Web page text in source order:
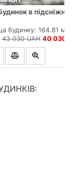
в
будинку: 164.81 м
43 030 UAH 40 030